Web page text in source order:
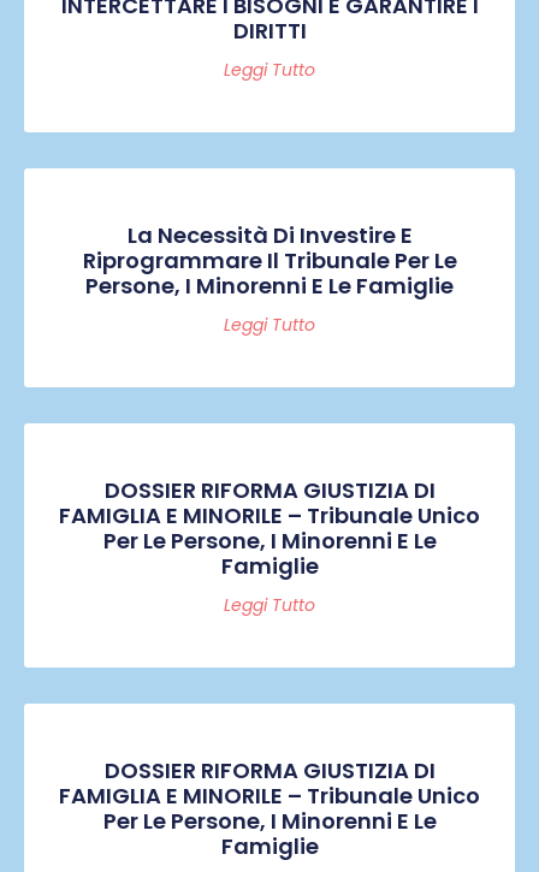
DIRITTI
Leggi Tutto
La Necessità Di Investire E
Riprogrammare Il Tribunale Per Le
Persone, I Minorenni E Le Famiglie
Leggi Tutto
DOSSIER RIFORMA GIUSTIZIA DI
FAMIGLIA E MINORILE – Tribunale Unico
Per Le Persone, I Minorenni E Le
Famiglie
Leggi Tutto
DOSSIER RIFORMA GIUSTIZIA DI
FAMIGLIA E MINORILE – Tribunale Unico
Per Le Persone, I Minorenni E Le
Famiglie